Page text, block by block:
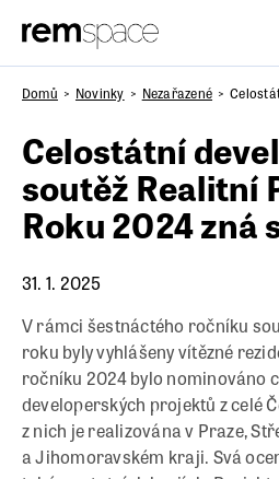
Domů Novinky Nezařazené
Celostátní
soutěž Realitní
Roku 2024 zná
31. 1. 2025
V rámci šestnáctého ročníku
roku byly vyhlášeny vítězné
ročníku 2024 bylo nominováno
developerských projektů z celé
z nich je realizována v Praze,
a Jihomoravském kraji. Svá